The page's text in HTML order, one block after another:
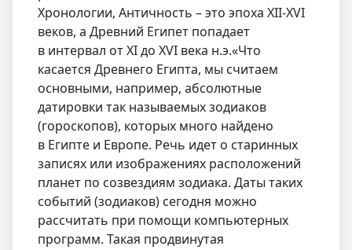
Хронологии, Античность – это эпоха XII-XVI
веков, а Древний Египет попадает
в интервал от XI до XVI века н.э.«Что
касается Древнего Египта, мы считаем
основными, например, абсолютные
датировки так называемых зодиаков
(гороскопов), которых много найдено
в Египте и Европе. Речь идет о старинных
записях или изображениях расположений
планет по созвездиям зодиака. Даты таких
событий (зодиаков) сегодня можно
рассчитать при помощи компьютерных
программ. Такая продвинутая